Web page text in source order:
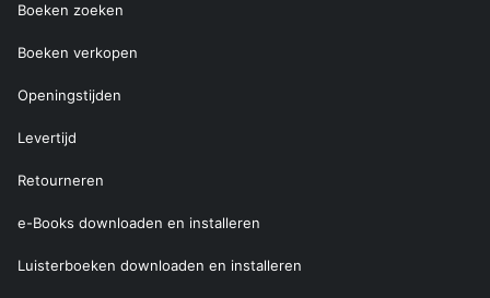
Boeken zoeken
Boeken verkopen
Openingstijden
Levertijd
Retourneren
e-Books downloaden en installeren
Luisterboeken downloaden en installeren